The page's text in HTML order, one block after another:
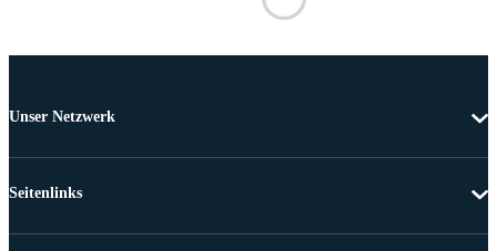
Unser Netzwerk
Seitenlinks